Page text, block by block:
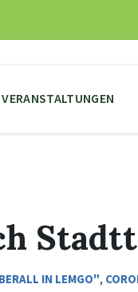
VERANSTALTUNGEN
IN LEMGO",